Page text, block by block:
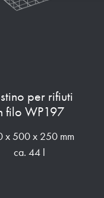
per rifiuti
filo WP197
x 500 x 250 mm
ca. 44 l